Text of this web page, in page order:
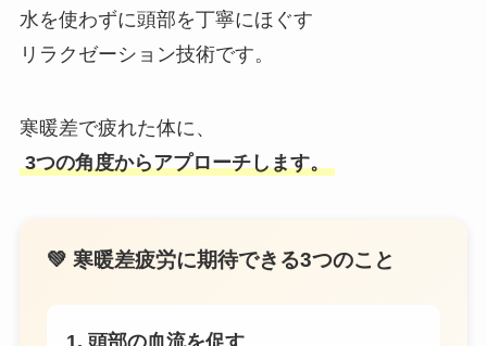
水を使わずに頭部を丁寧にほぐす
リラクゼーション技術です。
寒暖差で疲れた体に、
3つの角度からアプローチします。
💚 寒暖差疲労に期待できる3つのこと